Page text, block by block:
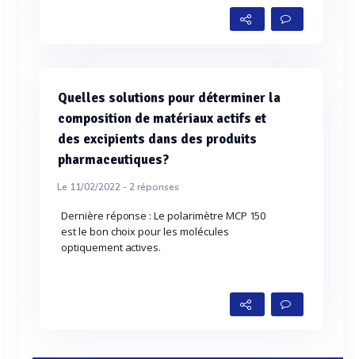
Quelles solutions pour déterminer la
composition de matériaux actifs et
des excipients dans des produits
pharmaceutiques?
Le 11/02/2022 -2réponses
Dernière réponse : Le polarimètre MCP 150
est le bon choix pour les molécules
optiquement actives.